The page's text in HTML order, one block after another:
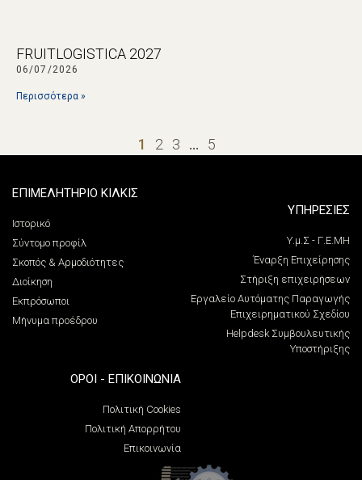
FRUITLOGISTICA 2027
06/07/2026
Περισσότερα »
1 2 3 … 5
ΕΠΙΜΕΛΗΤΗΡΙΟ ΚΙΛΚΙΣ
Ιστορικό
Σύντομο προφίλ
Σκοπός & Αρμοδιότητες
Διοίκηση
Εκπρόσωποι
Μήνυμα προέδρου
ΥΠΗΡΕΣΙΕΣ
Υ.μ.Σ - Γ.Ε.ΜΗ
Έναρξη Επιχείρησης
Στήριξη επιχειρήσεων
Εργαλείο Αυτόματης Παραγωγής
Επιχειρηματικού Σχεδίου
Helpdesk Συμβουλευτικής
Υποστήριξης
ΌΡΟΙ - ΕΠΙΚΟΙΝΩΝΊΑ
Πολιτική Cookies
Πολιτική Απορρήτου
Επικοινωνία